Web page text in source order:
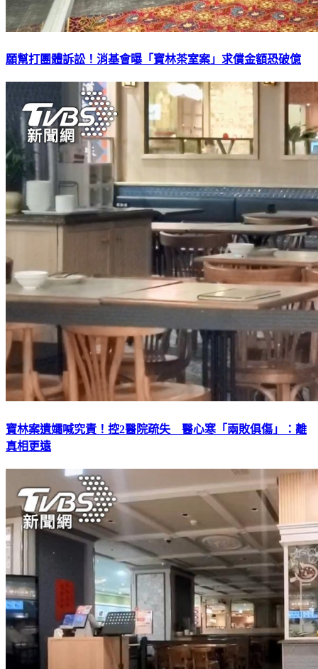
願幫打團體訴訟！消基會曝「寶林茶室案」求償金額恐破億
寶林案遺孀喊究責！控2醫院疏失 醫心寒「兩敗俱傷」：離
真相更遠